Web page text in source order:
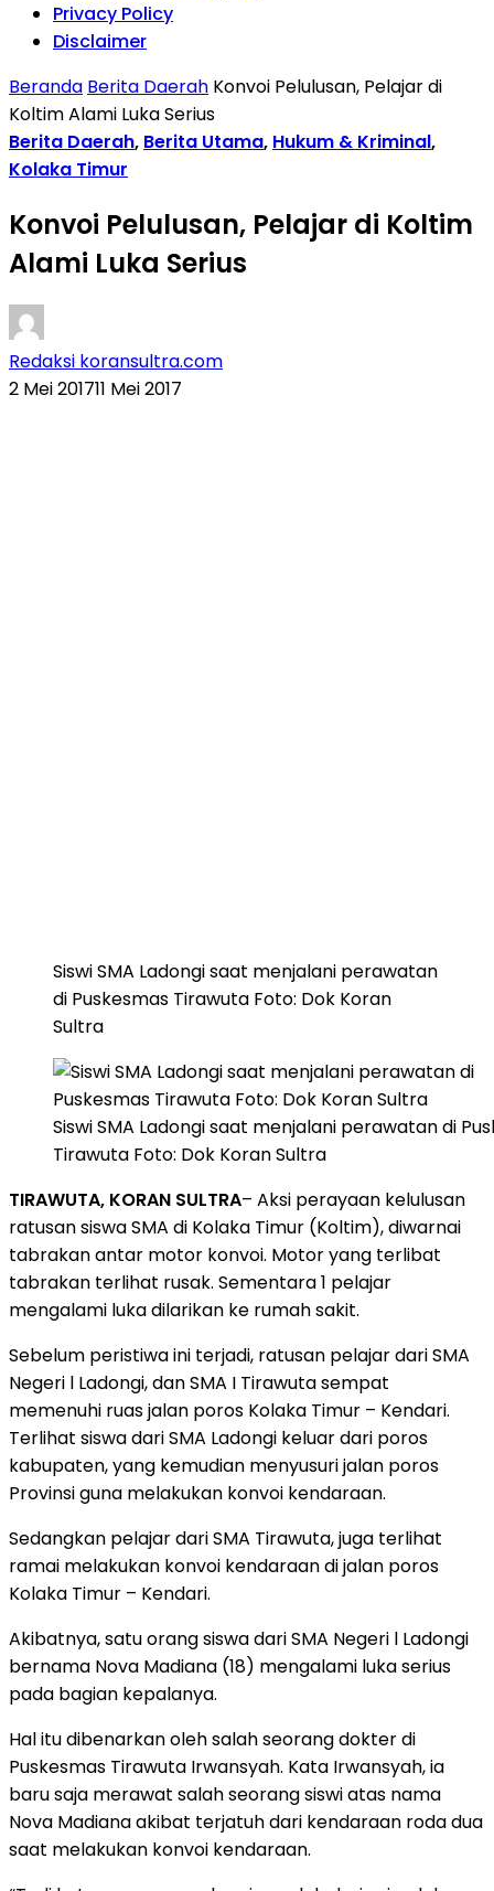
Privacy Policy
Disclaimer
Beranda Berita Daerah Konvoi Pelulusan, Pelajar di
Koltim Alami Luka Serius
Berita Daerah, Berita Utama, Hukum & Kriminal,
Kolaka Timur
Konvoi Pelulusan, Pelajar di Koltim
Alami Luka Serius
Redaksi koransultra.com
2 Mei 201711 Mei 2017
Siswi SMA Ladongi saat menjalani perawatan
di Puskesmas Tirawuta Foto: Dok Koran
Sultra
Siswi SMA Ladongi saat menjalani perawatan di
Tirawuta Foto: Dok Koran Sultra
TIRAWUTA, KORAN SULTRA– Aksi perayaan kelulusan
ratusan siswa SMA di Kolaka Timur (Koltim), diwarnai
tabrakan antar motor konvoi. Motor yang terlibat
tabrakan terlihat rusak. Sementara 1 pelajar
mengalami luka dilarikan ke rumah sakit.
Sebelum peristiwa ini terjadi, ratusan pelajar dari SMA
Negeri l Ladongi, dan SMA I Tirawuta sempat
memenuhi ruas jalan poros Kolaka Timur – Kendari.
Terlihat siswa dari SMA Ladongi keluar dari poros
kabupaten, yang kemudian menyusuri jalan poros
Provinsi guna melakukan konvoi kendaraan.
Sedangkan pelajar dari SMA Tirawuta, juga terlihat
ramai melakukan konvoi kendaraan di jalan poros
Kolaka Timur – Kendari.
Akibatnya, satu orang siswa dari SMA Negeri l Ladongi
bernama Nova Madiana (18) mengalami luka serius
pada bagian kepalanya.
Hal itu dibenarkan oleh salah seorang dokter di
Puskesmas Tirawuta Irwansyah. Kata Irwansyah, ia
baru saja merawat salah seorang siswi atas nama
Nova Madiana akibat terjatuh dari kendaraan roda dua
saat melakukan konvoi kendaraan.